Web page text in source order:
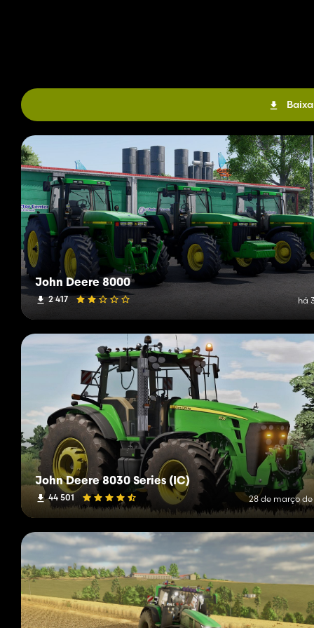
John Deere 8000
2 417 há
John Deere 8030 Series (IC)
44 501 28 de março de